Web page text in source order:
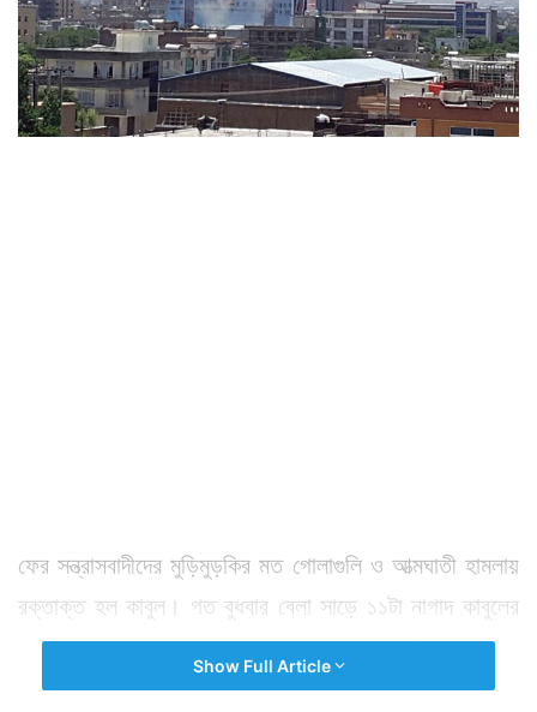
ফের সন্ত্রাসবাদীদের মুড়িমুড়কির মত গোলাগুলি ও আত্মঘাতী হামলায়
রক্তাক্ত হল কাবুল। গত বুধবার বেলা সাড়ে ১১টা নাগাদ কাবুলের
দাস্তে বার্চি এলাকায় হঠাৎ ঢুকে পড়ে ৩ জঙ্গি। থানাই ছিল তাদের
টার্গেট। থানায় ঢোকার পথ সুগম করতে প্রথমে জঙ্গিরা থানার সামনে
Show Full Article